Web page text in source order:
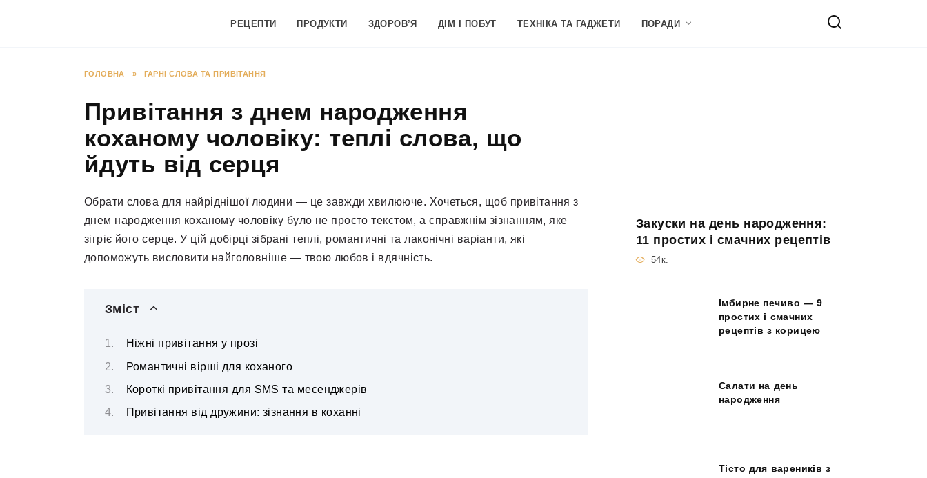
РЕЦЕПТИ ПРОДУКТИ ЗДОРОВ’Я ДІМ І ПОБУТ ТЕХНІКА ТА ГАДЖЕТИ ПОРАДИ
ГОЛОВНА » ГАРНІ СЛОВА ТА ПРИВІТАННЯ
Привітання з днем народження
коханому чоловіку: теплі слова, що
йдуть від серця
Обрати слова для найріднішої людини — це завжди хвилююче. Хочеться, щоб привітання з
днем народження коханому чоловіку було не просто текстом, а справжнім зізнанням, яке
зігріє його серце. У цій добірці зібрані теплі, романтичні та лаконічні варіанти, які
допоможуть висловити найголовніше — твою любов і вдячність.
Зміст
Ніжні привітання у прозі
Романтичні вірші для коханого
Короткі привітання для SMS та месенджерів
Привітання від дружини: зізнання в коханні
Закуски на день народження:
11 простих і смачних рецептів
54к.
Імбирне печиво — 9
простих і смачних
рецептів з корицею
Салати на день
народження
Тісто для вареників з